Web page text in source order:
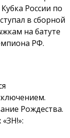
России по
в сборной
на батуте
РФ.
Рождества.